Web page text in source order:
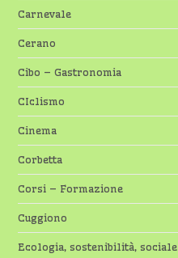
Carnevale
Cerano
Cibo – Gastronomia
CIclismo
Cinema
Corbetta
Corsi – Formazione
Cuggiono
Ecologia, sostenibilità, sociale